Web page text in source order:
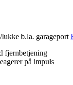
b.la. garageport
fjernbetjening
på impuls